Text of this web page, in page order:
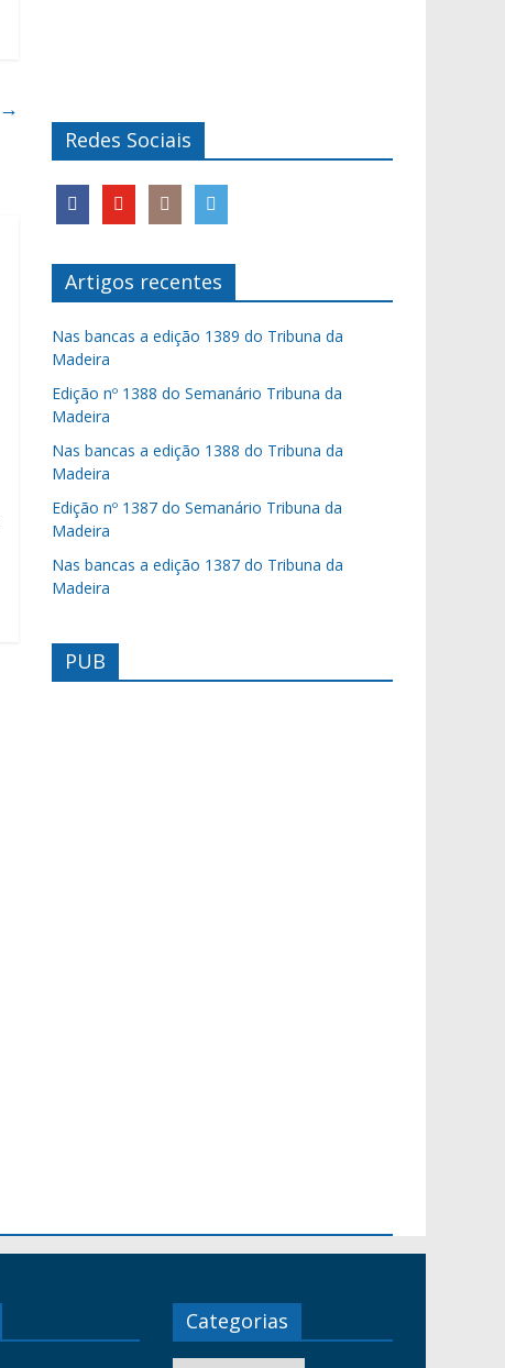
→
Redes Sociais
Artigos recentes
Nas bancas a edição 1389 do Tribuna da
Madeira
Edição nº 1388 do Semanário Tribuna da
Madeira
Nas bancas a edição 1388 do Tribuna da
Madeira
Edição nº 1387 do Semanário Tribuna da
Madeira
Nas bancas a edição 1387 do Tribuna da
Madeira
PUB
Categorias